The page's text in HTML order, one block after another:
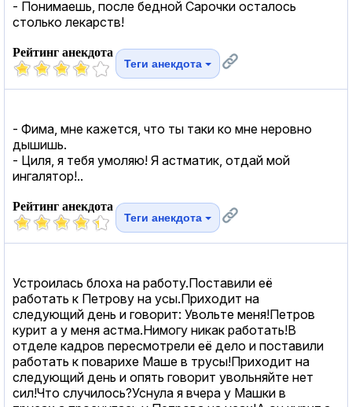
- Понимаешь, после бедной Сарочки осталось
столько лекарств!
Рейтинг анекдота
Теги анекдота
- Фима, мне кажется, что ты таки ко мне неровно
дышишь.
- Циля, я тебя умоляю! Я астматик, отдай мой
ингалятор!..
Рейтинг анекдота
Теги анекдота
Устроилась блоха на работу.Поставили её
работать к Петрову на усы.Приходит на
следующий день и говорит: Увольте меня!Петров
курит а у меня астма.Нимогу никак работать!В
отделе кадров пересмотрели её дело и поставили
работать к поварихе Маше в трусы!Приходит на
следующий день и опять говорит увольняйте нет
сил!Что случилось?Уснула я вчера у Машки в